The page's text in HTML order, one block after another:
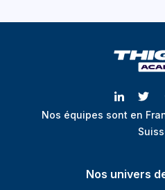
Nos équipes sont en
Nos univers